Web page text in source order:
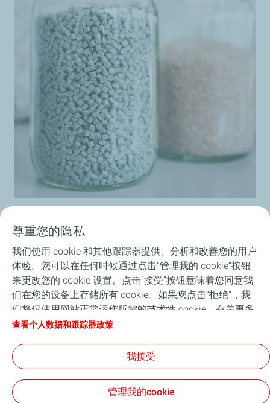
首页
道达尔能源在中国
关于道达尔能源
尊重您的隐私
我们使用 cookie 和其他跟踪器提供、分析和改善您的用户
体验。您可以在任何时候通过点击“管理我的 cookie”按钮
来更改您的 cookie 设置。点击“接受”按钮意味着您同意我
们在您的设备上存储所有 cookie。如果您点击“拒绝”，我
们将仅使用网站正常运作所需的技术性 cookie。有关更多
信息，请参阅 “个人数据和跟踪器政策”页面。
查看个人数据和跟踪器政策
我接受
管理我的cookie